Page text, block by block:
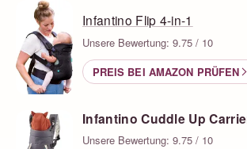
Infantino Flip 4-in-1
Unsere Bewertung: 9.75 / 10
PREIS BEI AMAZON PRÜFEN
Infantino Cuddle Up
Unsere Bewertung: 9.75 / 10